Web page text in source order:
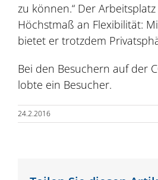
zu können.“ Der
Höchstmaß an Flexibilität:
bietet er trotzdem
Bei den Besuchern auf der
lobte ein Besucher.
24.2.2016